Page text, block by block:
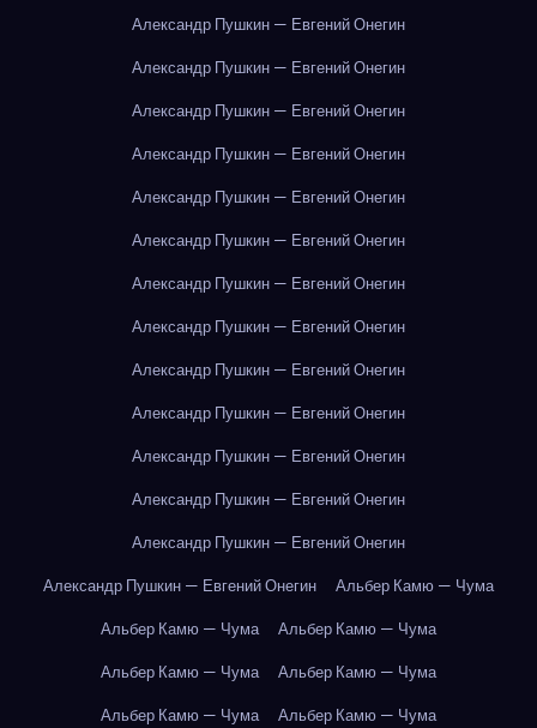
Александр Пушкин — Евгений Онегин
Александр Пушкин — Евгений Онегин
Александр Пушкин — Евгений Онегин
Александр Пушкин — Евгений Онегин
Александр Пушкин — Евгений Онегин
Александр Пушкин — Евгений Онегин
Александр Пушкин — Евгений Онегин
Александр Пушкин — Евгений Онегин
Александр Пушкин — Евгений Онегин
Александр Пушкин — Евгений Онегин
Александр Пушкин — Евгений Онегин
Александр Пушкин — Евгений Онегин
Александр Пушкин — Евгений Онегин
Александр Пушкин — Евгений Онегин
Альбер Камю — Чума
Альбер Камю — Чума
Альбер Камю — Чума
Альбер Камю — Чума
Альбер Камю — Чума
Альбер Камю — Чума
Альбер Камю — Чума